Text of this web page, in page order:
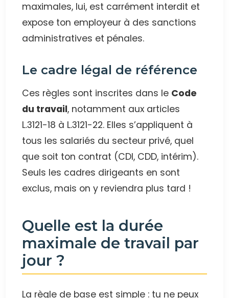
maximales, lui, est carrément interdit et
expose ton employeur à des sanctions
administratives et pénales.
Le cadre légal de référence
Ces règles sont inscrites dans le Code
du travail, notamment aux articles
L.3121-18 à L.3121-22. Elles s’appliquent à
tous les salariés du secteur privé, quel
que soit ton contrat (CDI, CDD, intérim).
Seuls les cadres dirigeants en sont
exclus, mais on y reviendra plus tard !
Quelle est la durée
maximale de travail par
jour ?
La règle de base est simple : tu ne peux